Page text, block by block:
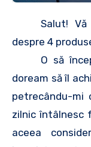
Salut!
despre 4
O să
doream să îl
petrecându-mi
zilnic întâlnesc
aceea